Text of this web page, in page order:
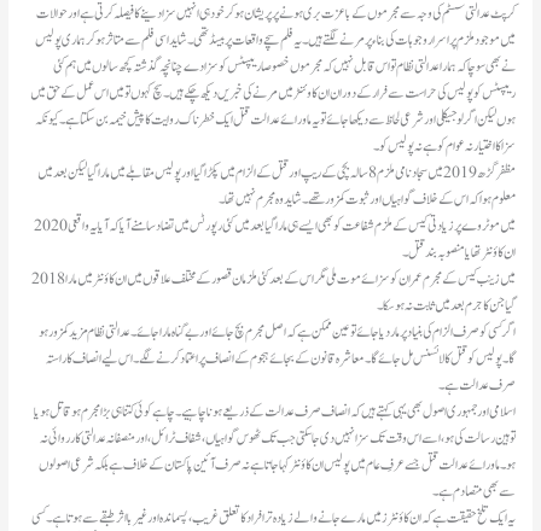
کرپٹ عدالتی سسٹم کی وجہ سے مجرموں کے باعزت بری ہونے پر پریشان ہو کر خود ہی انہیں سزا دینے کا فیصلہ کرتی ہے اور حوالات
میں موجود ملزم پراسرار وجوہات کی بناء پر مرنے لگتے ہیں۔یہ فلم سچے واقعات پر بیسڈ تھی۔شاید اسی فلم سے متاثر ہو کر ہماری پولیس
نے بھی سوچا کہ ہمارا عدالتی نظام تو اس قابل نہیں کہ مجرموں خصوصا ریپسٹس کو سزا دے چنانچہ گذشتہ کچھ سالوں میں ہم کئی
ریپسٹس کو پولیس کی حراست سے فرار کے دوران ان کاوئنٹر میں مرنے کی خبریں دیکھ چکے ہیں۔سچ کہوں تو میں اس عمل کےحق میں
ہوں لیکن اگر لوجیکلی اور شرعی لحاظ سے دیکھا جائے تو یہ ماورائے عدالت قتل ایک خطرناک روایت کا پیش خیمہ بن سکتا ہے۔کیونکہ
سزا کا اختیار نہ عوام کو ہے نہ پولیس کو۔
معلوم ہوا کہ اس کے خلاف گواہیاں اور ثبوت کمزور تھے۔شاید وہ مجرم نہیں تھا۔
2020 میں موٹر وے پر زیادتی کیس کے ملزم شفاعت کو بھی ایسے ہی مارا گیابعد میں کئی رپورٹس میں تضاد سامنے آیا کہ آیا یہ واقعی
ان کاؤنٹر تھا یا منصوبہ بند قتل۔
2018 میں زینب کیس کے مجرم عمران کو سزائے موت ملی مگر اس کے بعد کئی ملزمان قصور کے مختلف علاقوں میں ان کاؤنٹر میں مارا
گیا جن کا جرم بعد میں ثابت نہ ہو سکا۔
اگر کسی کو صرف الزام کی بنیاد پر مار دیا جائے تو عین ممکن ہے کہ اصل مجرم بچ جائے اور بے گناہ مارا جائے۔عدالتی نظام مزید کمزور ہو
گا۔پولیس کو قتل کا لائسنس مل جائے گا۔معاشرہ قانون کے بجائے ہجوم کے انصاف پر اعتماد کرنے لگے۔اس لیےانصاف کا راستہ
صرف عدالت ہے۔
توہین رسالت کی ہو، اسے اس وقت تک سزا نہیں دی جا سکتی جب تک ٹھوس گواہیاں، شفاف ٹرائل، اور منصفانہ عدالتی کارروائی نہ
ہو۔ ماورائے عدالت قتل جسے عرفِ عام میں پولیس ان کاؤنٹرکہا جاتا ہے نہ صرف آئین پاکستان کے خلاف ہے بلکہ شرعی اصولوں
سے بھی متصادم ہے۔